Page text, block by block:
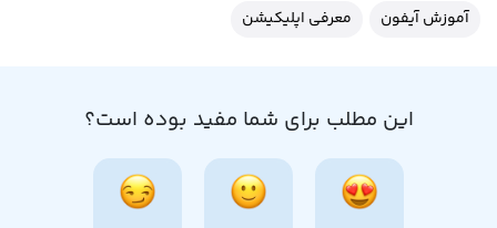
آموزش آیفون معرفی اپلیکیشن
این مطلب برای شما مفید بوده است؟